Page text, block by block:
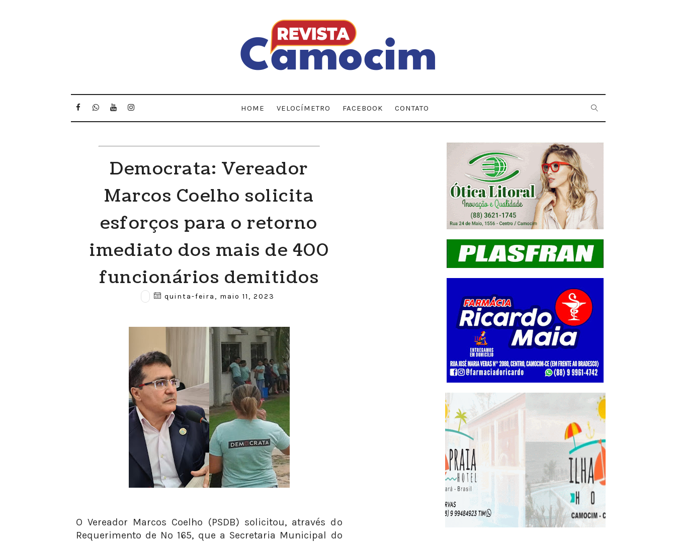
HOME VELOCÍMETRO FACEBOOK CONTATO
Democrata: Vereador
Marcos Coelho solicita
esforços para o retorno
imediato dos mais de 400
funcionários demitidos
quinta-feira, maio 11, 2023
O Vereador Marcos Coelho (PSDB) solicitou, através do
Requerimento de Nº 165, que a Secretaria Municipal do